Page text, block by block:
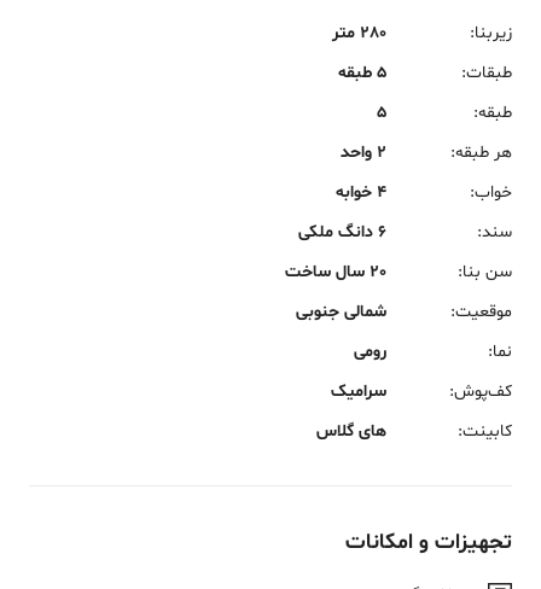
زیربنا:
280 متر
طبقات:
5 طبقه
طبقه:
5
هر طبقه:
2 واحد
خواب:
4 خوابه
سند:
6 دانگ ملکی
سن بنا:
20 سال ساخت
موقعیت:
شمالی جنوبی
نما:
رومی
کف‌پوش:
سرامیک
کابینت: های گلاس
تجهیزات و امکانات